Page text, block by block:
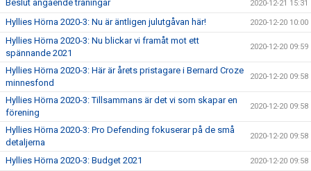
Beslut angående träningar 2020-12-21 15:31
Hyllies Hörna 2020-3: Nu är äntligen julutgåvan här! 2020-12-20 10:00
Hyllies Hörna 2020-3: Nu blickar vi framåt mot ett
spännande 2021
2020-12-20 09:59
Hyllies Hörna 2020-3: Här är årets pristagare i Bernard Croze
minnesfond
2020-12-20 09:58
Hyllies Hörna 2020-3: Tillsammans är det vi som skapar en
förening
2020-12-20 09:58
Hyllies Hörna 2020-3: Pro Defending fokuserar på de små
detaljerna
2020-12-20 09:58
Hyllies Hörna 2020-3: Budget 2021 2020-12-20 09:58